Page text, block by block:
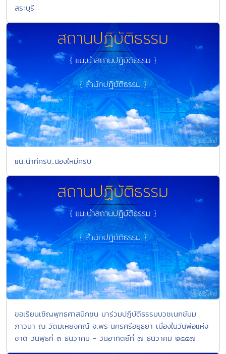
สระบุรี
แนะนำทีครับ..นัองใหม่ครับ
ขอเรียนเชิญพุทธศาสนิกชน มาร่วมปฏิบัติธรรมบวชเนกขัมม
ภาวนา ณ วัดมเหยงคณ์ จ.พระนครศรีอยุธยา เนื่องในวันพ่อแห่ง
ชาติ วันพุธที่ ๓ ธันวาคม - วันอาทิตย์ที่ ๗ ธันวาคม ๒๕๕๗